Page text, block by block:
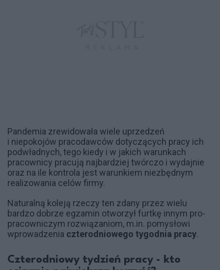
Pandemia zrewidowała wiele uprzedzeń
i niepokojów pracodawców dotyczących pracy ich
podwładnych, tego kiedy i w jakich warunkach
pracownicy pracują najbardziej twórczo i wydajnie
oraz na ile kontrola jest warunkiem niezbędnym
realizowania celów firmy.
Naturalną koleją rzeczy ten zdany przez wielu
bardzo dobrze egzamin otworzył furtkę innym pro-
pracowniczym rozwiązaniom, m.in. pomysłowi
wprowadzenia czterodniowego tygodnia pracy.
Czterodniowy tydzień pracy - kto